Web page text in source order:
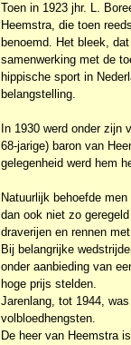
Toen in 1923 jhr. L.
Heemstra, die toen
benoemd. Het bleek,
samenwerking met de
hippische sport in
belangstelling.
In 1930 werd onder zijn
68-jarige) baron van
gelegenheid werd hem
Natuurlijk behoefde
dan ook niet zo
draverijen en rennen
Bij belangrijke
onder aanbieding van
hoge prijs stelden.
Jarenlang, tot 1944,
volbloedhengsten.
De heer van Heemstra